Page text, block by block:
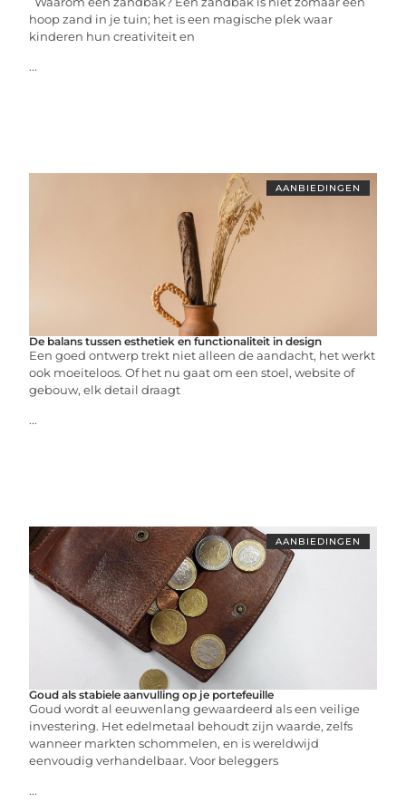
hoop zand in je tuin; het is een magische plek waar
kinderen hun creativiteit en
...
AANBIEDINGEN
De balans tussen esthetiek en functionaliteit in design
Een goed ontwerp trekt niet alleen de aandacht, het werkt
ook moeiteloos. Of het nu gaat om een stoel, website of
gebouw, elk detail draagt
...
AANBIEDINGEN
Goud als stabiele aanvulling op je portefeuille
Goud wordt al eeuwenlang gewaardeerd als een veilige
investering. Het edelmetaal behoudt zijn waarde, zelfs
wanneer markten schommelen, en is wereldwijd
eenvoudig verhandelbaar. Voor beleggers
...